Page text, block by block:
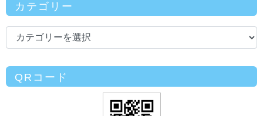
カテゴリー
QRコード